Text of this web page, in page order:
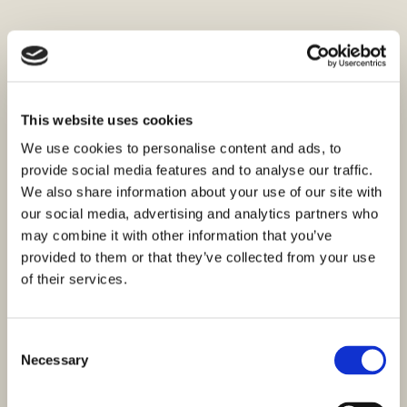
This website uses cookies
We use cookies to personalise content and ads, to
provide social media features and to analyse our traffic.
We also share information about your use of our site with
our social media, advertising and analytics partners who
may combine it with other information that you’ve
provided to them or that they’ve collected from your use
of their services.
Selection
Necessary